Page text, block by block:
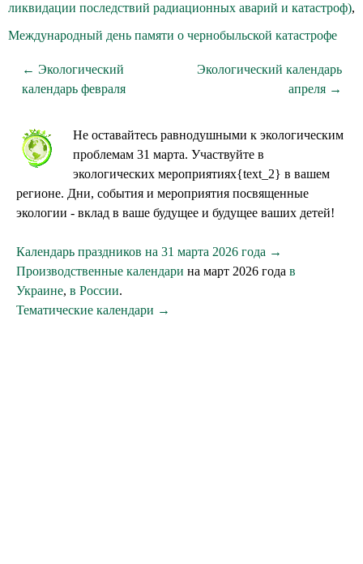
ликвидации последствий радиационных аварий и катастроф),
Международный день памяти о чернобыльской катастрофе
← Экологический
календарь февраля
Экологический календарь
апреля →
Не оставайтесь равнодушными к экологическим
проблемам 31 марта. Участвуйте в
экологических мероприятиях{text_2} в вашем
регионе. Дни, события и мероприятия посвященные
экологии - вклад в ваше будущее и будущее ваших детей!
Календарь праздников на 31 марта 2026 года →
Производственные календари на март 2026 года в
Украине, в России.
Тематические календари →